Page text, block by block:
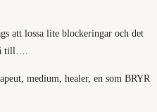
att lossa lite blockeringar och det
till….
medium, healer, en som BRYR